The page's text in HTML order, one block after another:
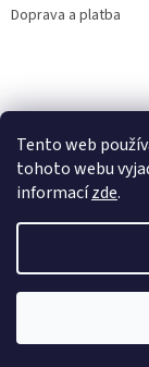
Tento web
tohoto webu
informacízde.
Doprava a platba
Online